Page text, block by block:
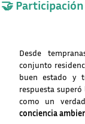
🤝
Desde
conjunto
buen estado y
respuesta
como un
conciencia